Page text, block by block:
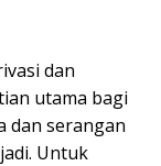
dan
utama bagi
dan serangan
Untuk